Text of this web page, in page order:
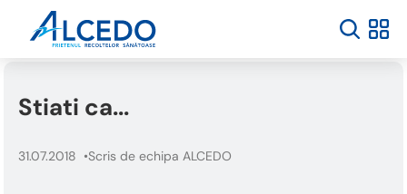
Welcome
Accessibility
Stiati ca...
31.07.2018 Scris de echipa ALCEDO